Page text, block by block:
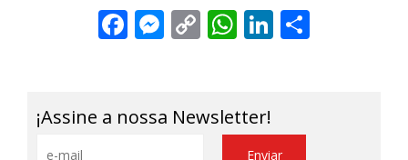
Facebook
Messenger
CopyWhatsApp
LinkedIn
¡Assine a nossa Newsletter!